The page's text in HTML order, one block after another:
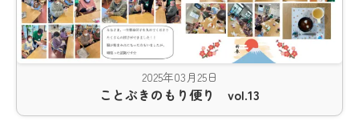
2025年03月25日
ことぶきのもり便り vol.13